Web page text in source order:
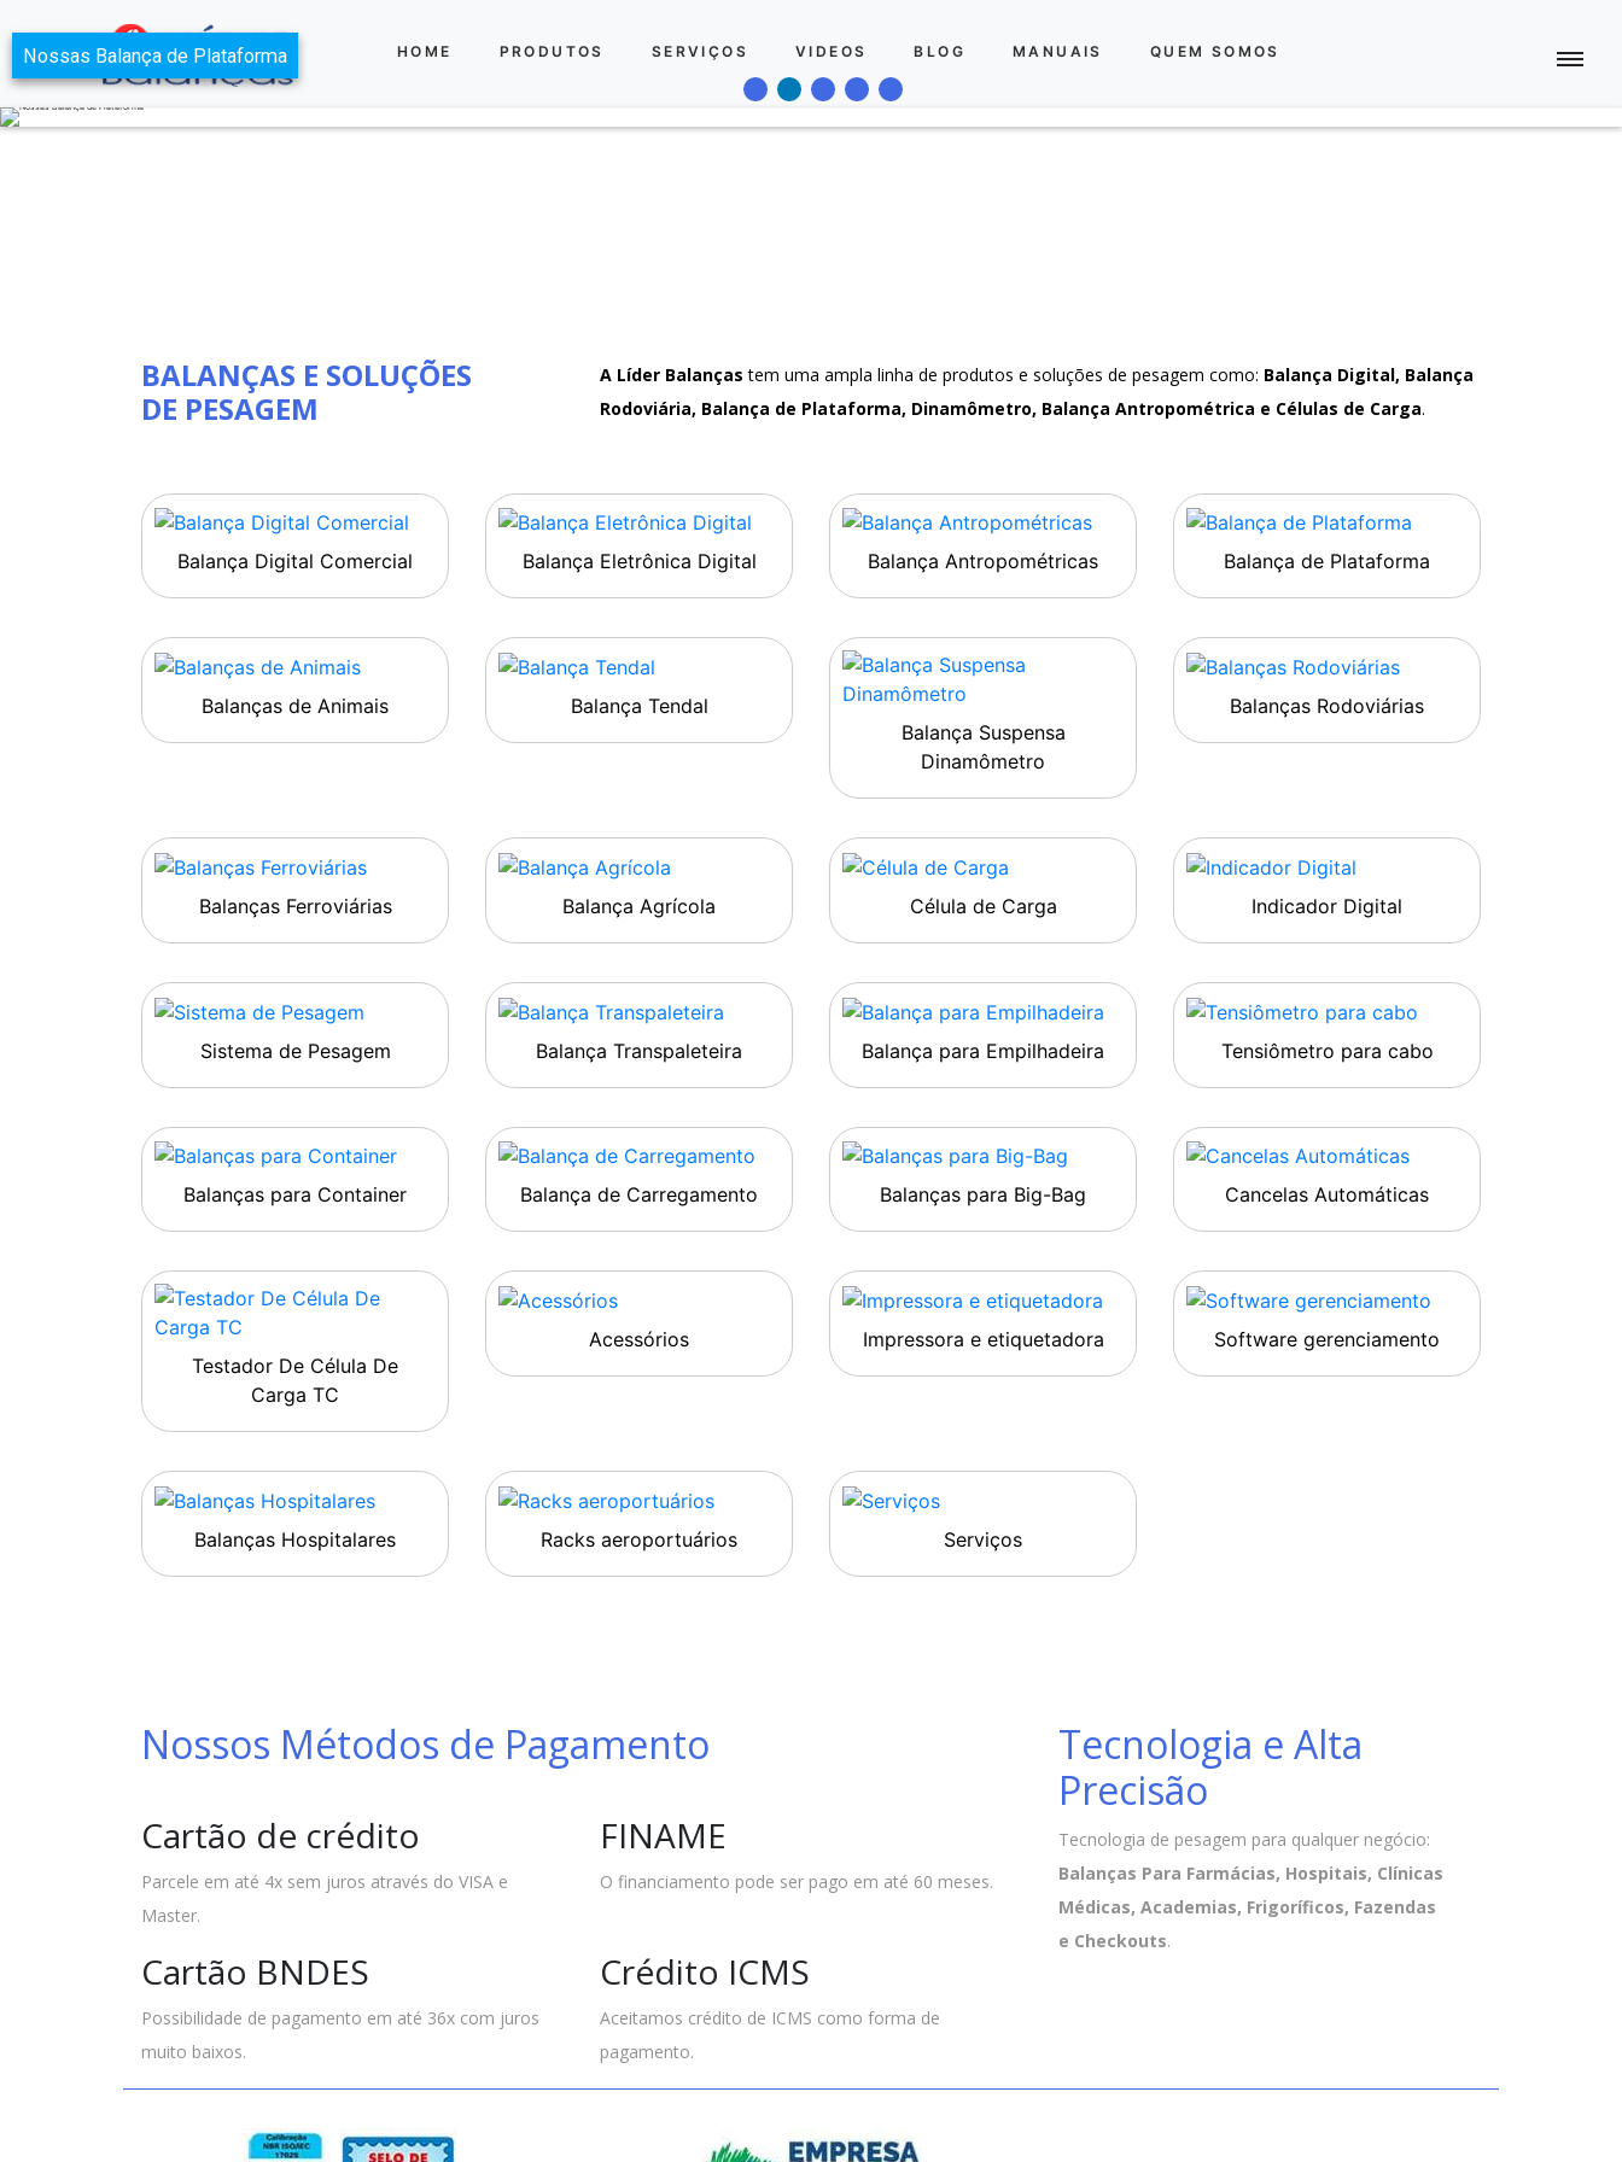
HOME PRODUTOS SERVIÇOS VIDEOS BLOG MANUAIS QUEM SOMOS
Nossas Balança de Plataforma
BALANÇAS E SOLUÇÕES
DE PESAGEM
A Líder Balanças tem uma ampla linha de produtos e soluções de pesagem como: Balança Digital, Balança
Rodoviária, Balança de Plataforma, Dinamômetro, Balança Antropométrica e Células de Carga.
Balança Digital Comercial Balança Eletrônica Digital Balança Antropométricas Balança de Plataforma
Balanças de Animais
Balança Tendal
Balança Suspensa
Dinamômetro
Balanças Rodoviárias
Balanças Ferroviárias Balança Agrícola Célula de Carga Indicador Digital
Sistema de Pesagem Balança Transpaleteira Balança para Empilhadeira Tensiômetro para cabo
Balanças para Container Balança de Carregamento Balanças para Big-Bag Cancelas Automáticas
Testador De Célula De
Carga TC
Acessórios Impressora e etiquetadora Software gerenciamento
Balanças Hospitalares Racks aeroportuários Serviços
Nossos Métodos de Pagamento
Cartão de crédito
Parcele em até 4x sem juros através do VISA e
Master.
FINAME
O financiamento pode ser pago em até 60 meses.
Cartão BNDES
Possibilidade de pagamento em até 36x com juros
muito baixos.
Crédito ICMS
Aceitamos crédito de ICMS como forma de
pagamento.
Tecnologia e Alta
Precisão
Tecnologia de pesagem para qualquer negócio:
Balanças Para Farmácias, Hospitais, Clínicas
Médicas, Academias, Frigoríficos, Fazendas
e Checkouts.